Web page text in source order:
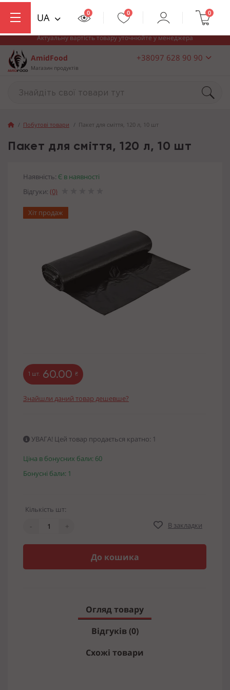
Актуальну вартість товару уточнюйте у менеджера
AmidFood
Магазин продуктів
+38097 628 90 90
UA 0 0 0
Побутові товари Пакет для сміття, 120 л, 10 шт
Пакет для сміття, 120 л, 10 шт
Наявність: Є в наявності
Відгуки: (0)
Хіт продаж
1 шт. 60.00 ₴
Знайшли даний товар дешевше?
УВАГА! Цей товар продається кратно: 1
Ціна в бонусних бали: 60
Бонусні бали: 1
Кількість шт:
-
+ В закладки
До кошика
Огляд товару
Відгуків (0)
Схожі товари